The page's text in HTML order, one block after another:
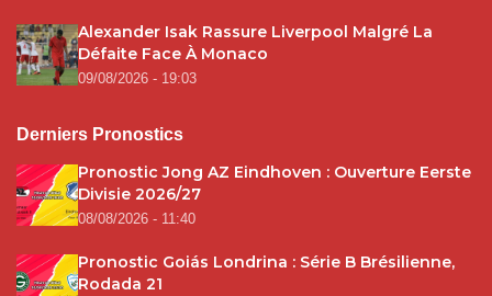
Alexander Isak Rassure Liverpool Malgré La
Défaite Face À Monaco
09/08/2026 - 19:03
Derniers Pronostics
Pronostic Jong AZ Eindhoven : Ouverture Eerste
Divisie 2026/27
08/08/2026 - 11:40
Pronostic Goiás Londrina : Série B Brésilienne,
Rodada 21